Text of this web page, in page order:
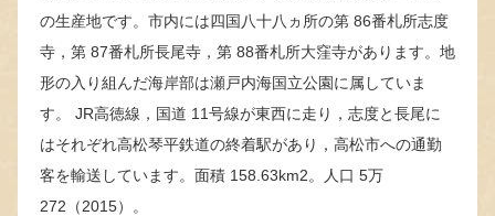
の生産地です。市内には四国八十八ヵ所の第 86番札所志度
寺，第 87番札所長尾寺，第 88番札所大窪寺があります。地
形の入り組んだ海岸部は瀬戸内海国立公園に属していま
す。 JR高徳線，国道 11号線が東西に走り，志度と長尾に
はそれぞれ高松琴平鉄道の終着駅があり，高松市への通勤
客を輸送しています。面積 158.63km2。人口 5万
272（2015）。